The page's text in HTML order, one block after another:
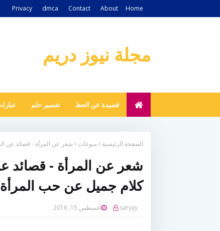
Home
About
Contact
dmca
Privacy
مجلة نيوز دريم
قصيدة عن الحظ تفسير حلم
الصفحة الرئيسية منوعات شعر عن المرأة - قصائد عن
شعر عن المرأة - قصائد
كلام جميل عن حب المرأة
saryyy أغسطس 15, 2016